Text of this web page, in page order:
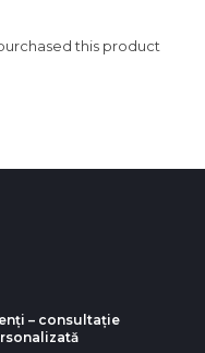
this product
– consultație